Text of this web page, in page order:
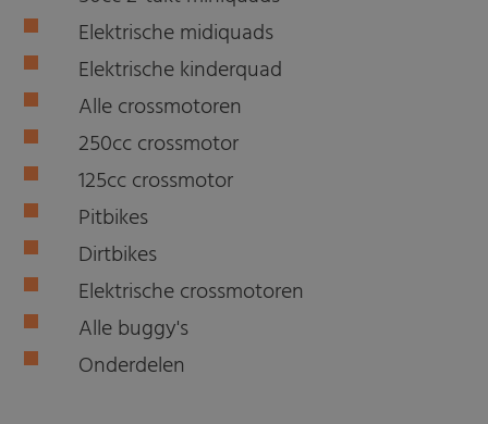
Elektrische midiquads
Elektrische kinderquad
Alle crossmotoren
250cc crossmotor
125cc crossmotor
Pitbikes
Dirtbikes
Elektrische crossmotoren
Alle buggy's
Onderdelen